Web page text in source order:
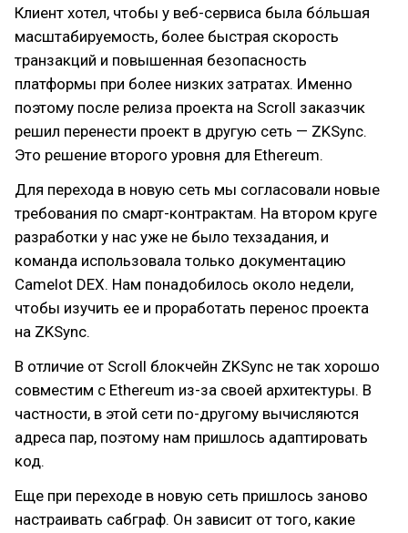
Клиент хотел, чтобы у веб-сервиса была бóльшая
масштабируемость, более быстрая скорость
транзакций и повышенная безопасность
платформы при более низких затратах. Именно
поэтому после релиза проекта на Scroll заказчик
решил перенести проект в другую сеть — ZKSync.
Это решение второго уровня для Ethereum.
Для перехода в новую сеть мы согласовали новые
требования по смарт-контрактам. На втором круге
разработки у нас уже не было техзадания, и
команда использовала только документацию
Camelot DEX. Нам понадобилось около недели,
чтобы изучить ее и проработать перенос проекта
на ZKSync.
В отличие от Scroll блокчейн ZKSync не так хорошо
совместим с Ethereum из-за своей архитектуры. В
частности, в этой сети по-другому вычисляются
адреса пар, поэтому нам пришлось адаптировать
код.
Еще при переходе в новую сеть пришлось заново
настраивать сабграф. Он зависит от того, какие